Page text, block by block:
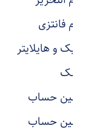
لوازم فانتزی
ماژیک و هایلایتر
ماسک
ماشین حساب
ماشین حساب